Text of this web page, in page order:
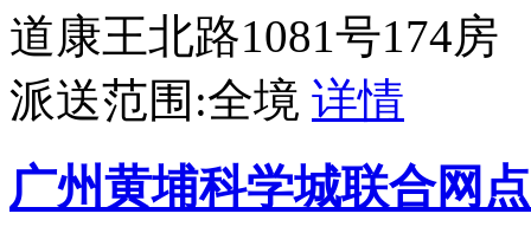
道康王北路1081号174房
派送范围:全境 详情
广州黄埔科学城联合网点